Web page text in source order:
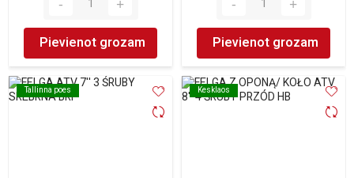
Pievienot grozam Pievienot grozam
Tallinna poes
Tallinna poes Kesklaos
Kesklaos